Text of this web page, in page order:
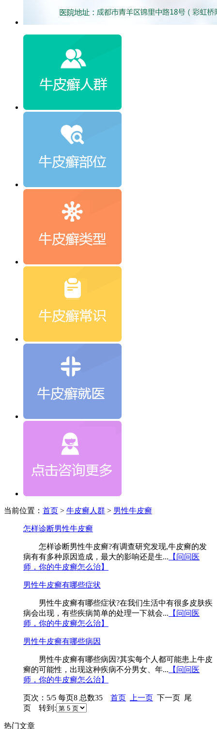
当前位置： 首页 > 牛皮癣人群 > 男性牛皮癣
怎样诊断男性牛皮癣
怎样诊断男性牛皮癣?有调查研究发现,牛皮癣的发
病有有多种原因造成，最大的影响还是生... 【问问医
师，你的牛皮癣怎么治】
男性牛皮癣有哪些症状
男性牛皮癣有哪些症状?在我们生活中有很多皮肤疾
病会出现，有些疾病简单的处理一下就会... 【问问医
师，你的牛皮癣怎么治】
男性牛皮癣有哪些病因
男性牛皮癣有哪些病因?其实每个人都可能患上牛皮
癣的可能性，出现这种疾病不分男女、年... 【问问医
师，你的牛皮癣怎么治】
页次：5/5 每页8 总数35 首页 上一页 下一页 尾
页 转到:
热门文章